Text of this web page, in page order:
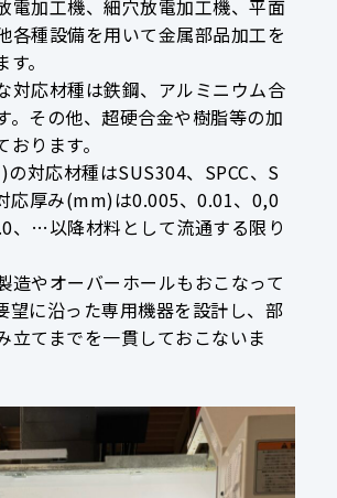
電加工機、細穴放電加工機、平面
各種設備を用いて金属部品加工を
。
対応材種は鉄鋼、アルミニウム合
。その他、超硬合金や樹脂等の加
ります。
対応材種はSUS304、SPCC、S
応厚み(mm)は0.005、0.01、0,0
、…以降材料として流通する限り
造やオーバーホールもおこなって
望に沿った専用機器を設計し、部
立てまでを一貫しておこないま